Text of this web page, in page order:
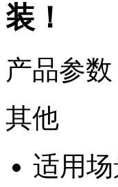
装！
产品参数
其他
适用